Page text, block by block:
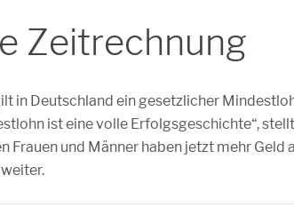
Zeitrechnung
in Deutschland ein gesetzlicher
ist eine volle Erfolgsgeschichte“,
Frauen und Männer haben jetzt mehr Geld